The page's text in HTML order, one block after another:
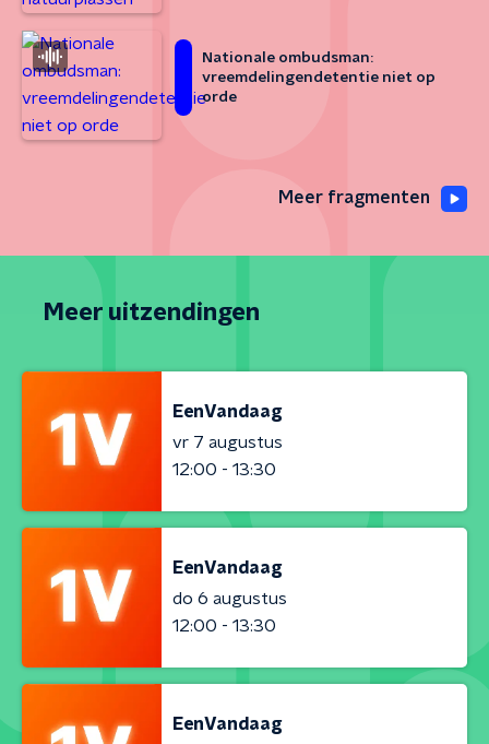
Nationale ombudsman:
vreemdelingendetentie niet op
orde
Meer fragmenten
Meer uitzendingen
EenVandaag
vr 7 augustus
12:00 - 13:30
EenVandaag
do 6 augustus
12:00 - 13:30
EenVandaag